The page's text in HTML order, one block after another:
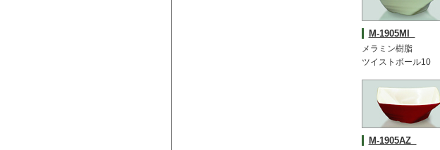
M-1905MI
メラミン樹脂
ツイストボール10
M-1905AZ